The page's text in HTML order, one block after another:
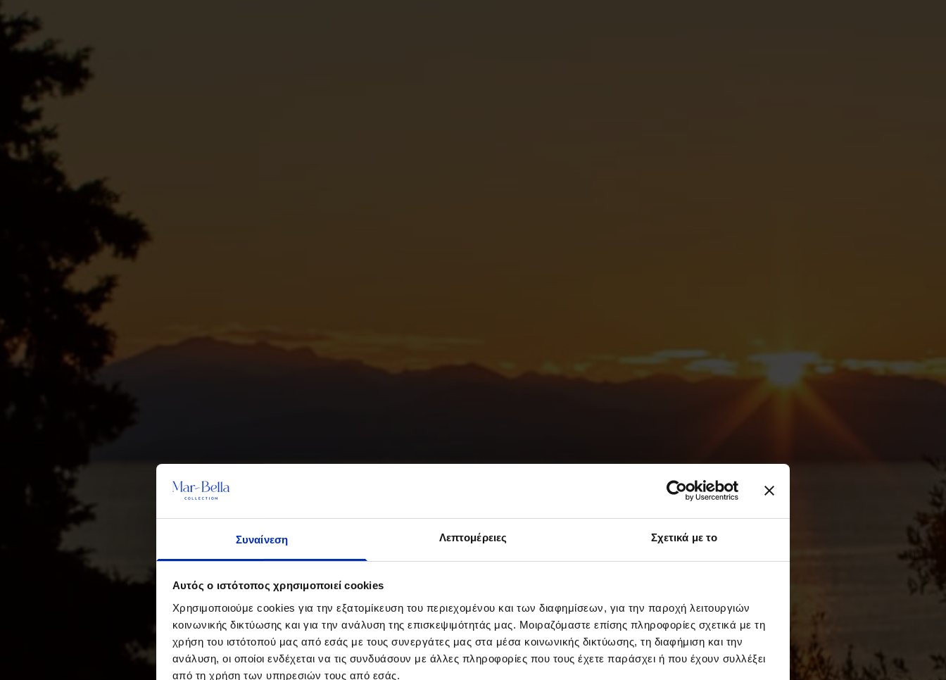
Συναίνεση Λεπτομέρειες Σχετικά με το
Αυτός ο ιστότοπος χρησιμοποιεί cookies
Χρησιμοποιούμε cookies για την εξατομίκευση του περιεχομένου και των διαφημίσεων, για την παροχή λειτουργιών
κοινωνικής δικτύωσης και για την ανάλυση της επισκεψιμότητάς μας. Μοιραζόμαστε επίσης πληροφορίες σχετικά με τη
χρήση του ιστότοπού μας από εσάς με τους συνεργάτες μας στα μέσα κοινωνικής δικτύωσης, τη διαφήμιση και την
ανάλυση, οι οποίοι ενδέχεται να τις συνδυάσουν με άλλες πληροφορίες που τους έχετε παράσχει ή που έχουν συλλέξει
από τη χρήση των υπηρεσιών τους από εσάς.